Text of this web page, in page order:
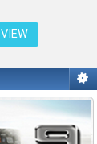
VIEW